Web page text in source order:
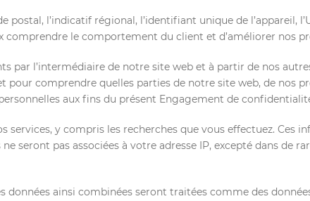
l’indicatif régional, l’identifiant unique de l’appareil,
le comportement du client et d’améliorer nos
l’intermédiaire de notre site web et à partir de nos
comprendre quelles parties de notre site web, de nos
aux fins du présent Engagement de
y compris les recherches que vous effectuez. Ces
pas associées à votre adresse IP, excepté dans de
données ainsi combinées seront traitées comme des